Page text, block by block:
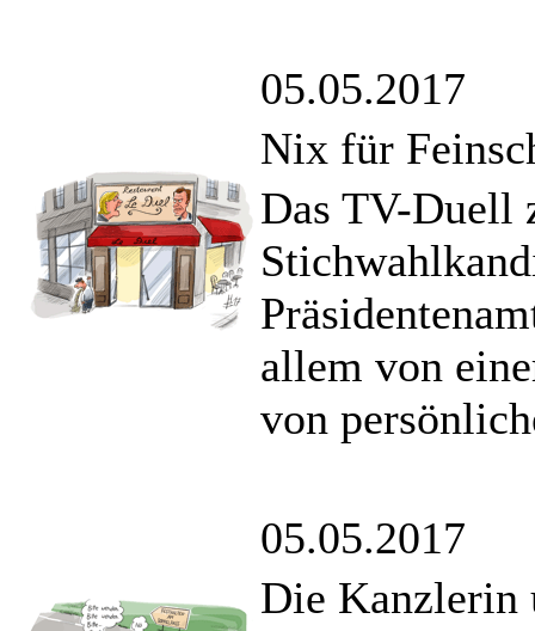
05.05.2017
Nix für
Das TV-Duell
allem von
von
05.05.2017
Die Kanzlerin